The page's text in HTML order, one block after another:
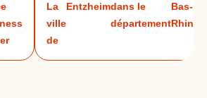
La
ville
de
Entzheimdans le
département
Bas-
Rhin